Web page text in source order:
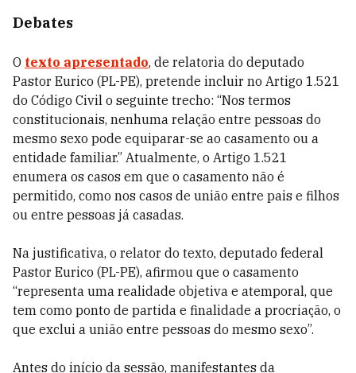
Debates
O texto apresentado, de relatoria do deputado
Pastor Eurico (PL-PE), pretende incluir no Artigo 1.521
do Código Civil o seguinte trecho: “Nos termos
constitucionais, nenhuma relação entre pessoas do
mesmo sexo pode equiparar-se ao casamento ou a
entidade familiar.” Atualmente, o Artigo 1.521
enumera os casos em que o casamento não é
permitido, como nos casos de união entre pais e filhos
ou entre pessoas já casadas.
Na justificativa, o relator do texto, deputado federal
Pastor Eurico (PL-PE), afirmou que o casamento
“representa uma realidade objetiva e atemporal, que
tem como ponto de partida e finalidade a procriação, o
que exclui a união entre pessoas do mesmo sexo”.
Antes do início da sessão, manifestantes da